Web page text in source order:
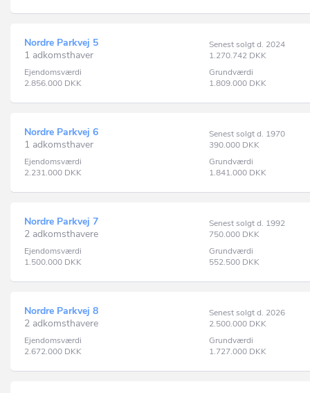
Nordre Parkvej 5
1 adkomsthaver
Senest solgt d. 2024
1.270.742 DKK
Ejendomsværdi
2.856.000 DKK
Grundværdi
1.809.000 DKK
Nordre Parkvej 6
1 adkomsthaver
Senest solgt d. 1970
390.000 DKK
Ejendomsværdi
2.231.000 DKK
Grundværdi
1.841.000 DKK
Nordre Parkvej 7
2 adkomsthavere
Senest solgt d. 1992
750.000 DKK
Ejendomsværdi
1.500.000 DKK
Grundværdi
552.500 DKK
Nordre Parkvej 8
2 adkomsthavere
Senest solgt d. 2026
2.500.000 DKK
Ejendomsværdi
2.672.000 DKK
Grundværdi
1.727.000 DKK